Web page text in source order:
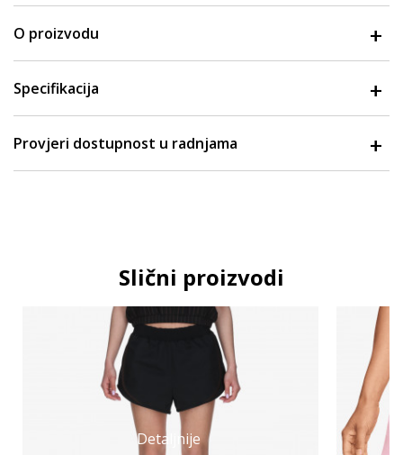
O proizvodu
Specifikacija
Provjeri dostupnost u radnjama
Slični proizvodi
Detaljnije